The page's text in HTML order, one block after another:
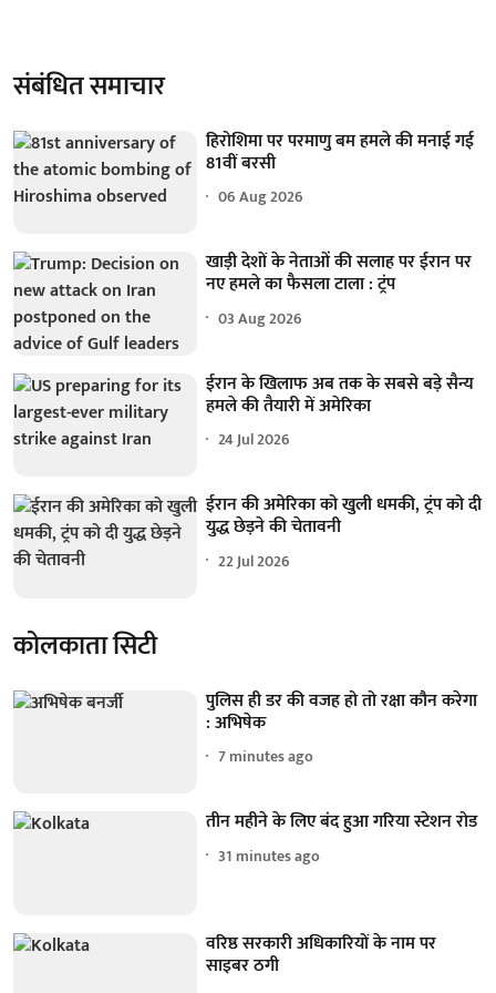
संबंधित समाचार
हिरोशिमा पर परमाणु बम हमले की मनाई गई
81वीं बरसी
06 Aug 2026
खाड़ी देशों के नेताओं की सलाह पर ईरान पर
नए हमले का फैसला टाला : ट्रंप
03 Aug 2026
ईरान के खिलाफ अब तक के सबसे बड़े सैन्य
हमले की तैयारी में अमेरिका
24 Jul 2026
ईरान की अमेरिका को खुली धमकी, ट्रंप को दी
युद्ध छेड़ने की चेतावनी
22 Jul 2026
कोलकाता सिटी
पुलिस ही डर की वजह हो तो रक्षा कौन करेगा
: अभिषेक
7 minutes ago
तीन महीने के लिए बंद हुआ गरिया स्टेशन रोड
31 minutes ago
वरिष्ठ सरकारी अधिकारियों के नाम पर
साइबर ठगी